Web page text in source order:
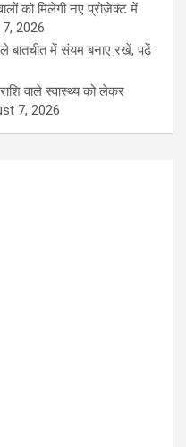
को मिलेगी नए प्रोजेक्ट में
2026
बातचीत में संयम बनाए रखें, पढ़ें
वाले स्वास्थ्य को लेकर
7, 2026